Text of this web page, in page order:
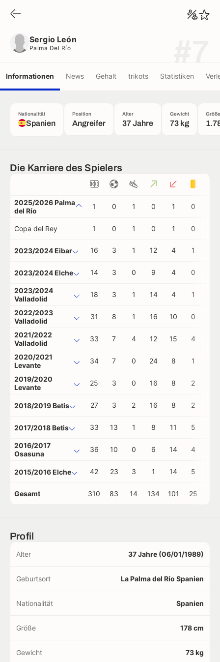
Sergio León
Palma Del Río
Informationen News Gehalt trikots Statistiken
Nationalität
Spanien
Position
Angreifer
Alter
37 Jahre
Gewicht
73 kg
Größe
Die Karriere des Spielers
2025/2026 Palma
del Río
1 0 1 0 1 0
Copa del Rey 1 0 1 0 1 0
2023/2024 Eibar 16 3 1 12 4 1
2023/2024 Elche 14 3 0 9 4 0
2023/2024
Valladolid
18 3 1 14 4 1
2022/2023
Valladolid
31 8 1 16 10 0
2021/2022
Valladolid
33 7 4 12 15 4
2020/2021
Levante
34 7 0 24 8 1
2019/2020
Levante
25 3 0 16 8 2
2018/2019 Betis 27 3 2 16 8 2
2017/2018 Betis 33 13 1 8 11 5
2016/2017
Osasuna
36 10 0 6 14 4
2015/2016 Elche 42 23 3 1 14 5
Gesamt 310 83 14 134 101 25
Profil
Alter 37 Jahre (06/01/1989)
Geburtsort La Palma del Río Spanien
Nationalität Spanien
Größe 178 cm
Gewicht 73 kg